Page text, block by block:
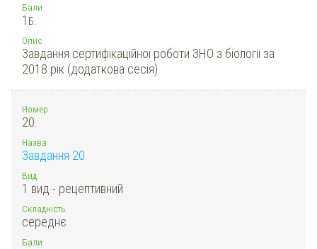
Бали
1 Б.
Опис
Завдання сертифікаційної роботи ЗНО з біології за
2018 рік (додаткова сесія).
Номер
20.
Назва
Завдання 20
Вид
1 вид - рецептивний
Складність
середнє
Бали